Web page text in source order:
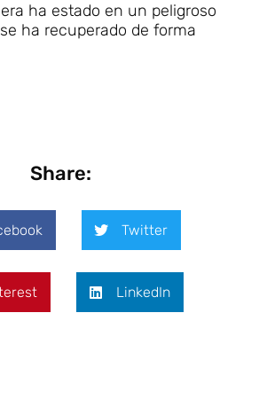
ha estado en un peligroso
ha recuperado de forma
Share:
Twitter
LinkedIn